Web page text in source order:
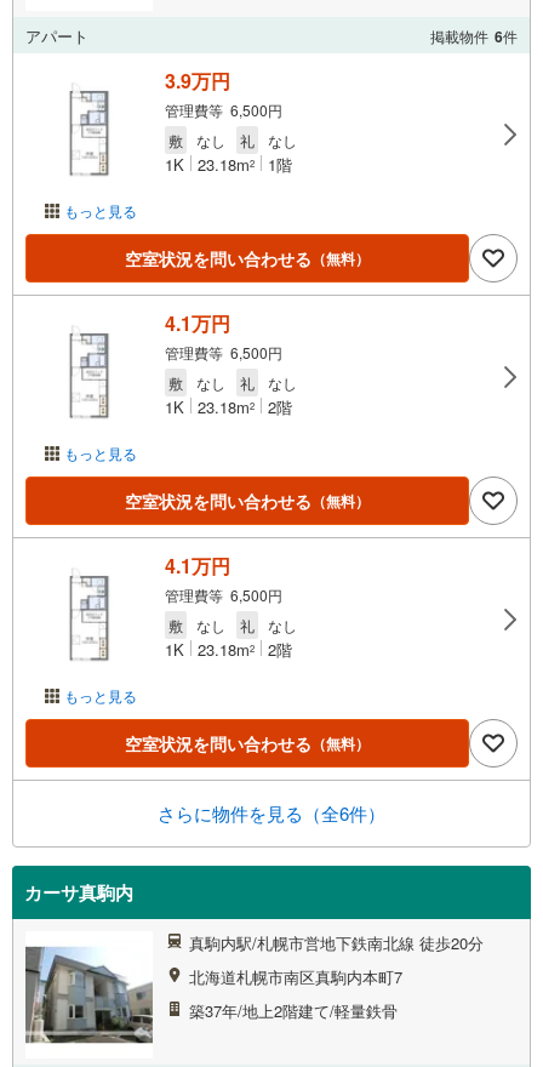
アパート 掲載物件 6件
もっと見る
3.9万円
管理費等 6,500円
敷
なし 礼 なし
1K 23.18m2 1階
空室状況を問い合わせる （無料）
もっと見る
4.1万円
管理費等 6,500円
敷
なし 礼 なし
1K 23.18m2 2階
空室状況を問い合わせる （無料）
もっと見る
4.1万円
管理費等 6,500円
敷
なし 礼 なし
1K 23.18m2 2階
空室状況を問い合わせる （無料）
さらに物件を見る（全6件）
カーサ真駒内
真駒内駅/札幌市営地下鉄南北線 徒歩20分
北海道札幌市南区真駒内本町7
築37年/地上2階建て/軽量鉄骨